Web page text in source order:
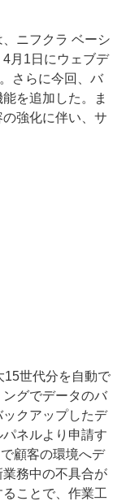
ニフクラ ベーシ
月1日にウェブデ
さらに今回、バ
を追加した。ま
強化に伴い、サ
世代分を自動で
グでデータのバ
クアップしたデ
ネルより申請す
顧客の環境へデ
務中の不具合が
ことで、作業工